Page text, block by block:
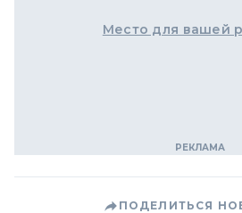
Место для вашей
ПОДЕЛИТЬСЯ